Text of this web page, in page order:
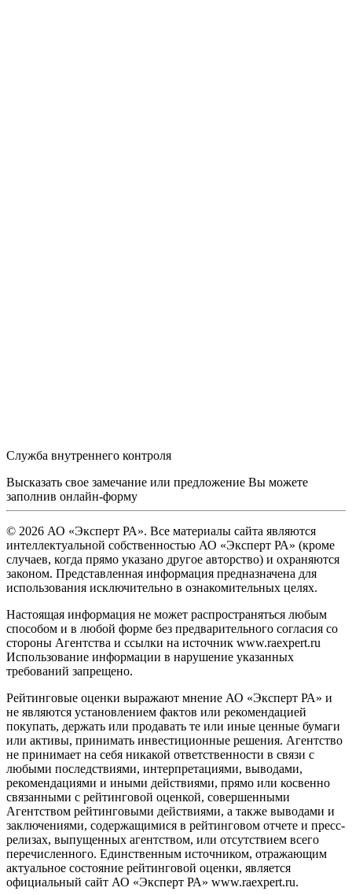
Служба внутреннего контроля
Высказать свое замечание или предложение Вы можете
заполнив онлайн-форму
© 2026 АО «Эксперт РА». Все материалы сайта являются
интеллектуальной собственностью АО «Эксперт РА» (кроме
случаев, когда прямо указано другое авторство) и охраняются
законом. Представленная информация предназначена для
использования исключительно в ознакомительных целях.
Настоящая информация не может распространяться любым
способом и в любой форме без предварительного согласия со
стороны Агентства и ссылки на источник www.raexpert.ru
Использование информации в нарушение указанных
требований запрещено.
Рейтинговые оценки выражают мнение АО «Эксперт РА» и
не являются установлением фактов или рекомендацией
покупать, держать или продавать те или иные ценные бумаги
или активы, принимать инвестиционные решения. Агентство
не принимает на себя никакой ответственности в связи с
любыми последствиями, интерпретациями, выводами,
рекомендациями и иными действиями, прямо или косвенно
связанными с рейтинговой оценкой, совершенными
Агентством рейтинговыми действиями, а также выводами и
заключениями, содержащимися в рейтинговом отчете и пресс-
релизах, выпущенных агентством, или отсутствием всего
перечисленного. Единственным источником, отражающим
актуальное состояние рейтинговой оценки, является
официальный сайт АО «Эксперт РА» www.raexpert.ru.